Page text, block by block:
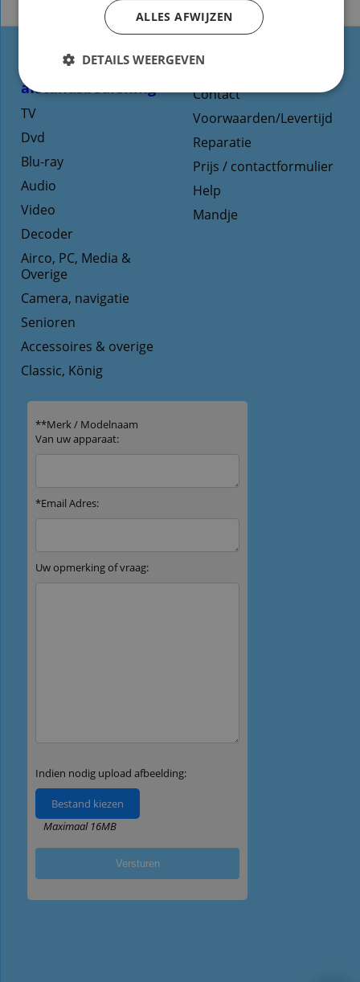
Website informatie
Contact
Voorwaarden/Levertijd
Reparatie
Prijs / contactformulier
Help
Mandje
afstandsbediening
TV
Dvd
Blu-ray
Audio
Video
Decoder
Airco, PC, Media &
Overige
Camera, navigatie
Senioren
Accessoires & overige
Classic, König
ALLES AFWIJZEN
DETAILS WEERGEVEN